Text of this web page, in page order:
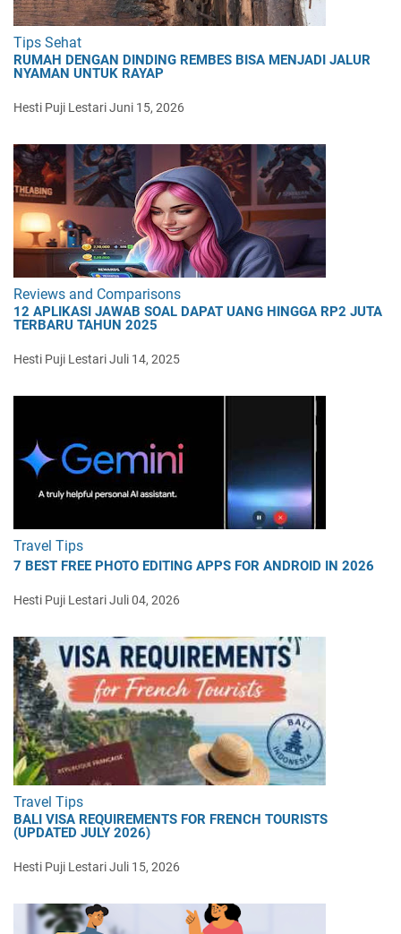
Tips Sehat
RUMAH DENGAN DINDING REMBES BISA MENJADI JALUR
NYAMAN UNTUK RAYAP
Hesti Puji LestariJuni 15, 2026
Reviews and Comparisons
12 APLIKASI JAWAB SOAL DAPAT UANG HINGGA RP2 JUTA
TERBARU TAHUN 2025
Hesti Puji LestariJuli 14, 2025
Travel Tips
7 BEST FREE PHOTO EDITING APPS FOR ANDROID IN 2026
Hesti Puji LestariJuli 04, 2026
Travel Tips
BALI VISA REQUIREMENTS FOR FRENCH TOURISTS
(UPDATED JULY 2026)
Hesti Puji LestariJuli 15, 2026